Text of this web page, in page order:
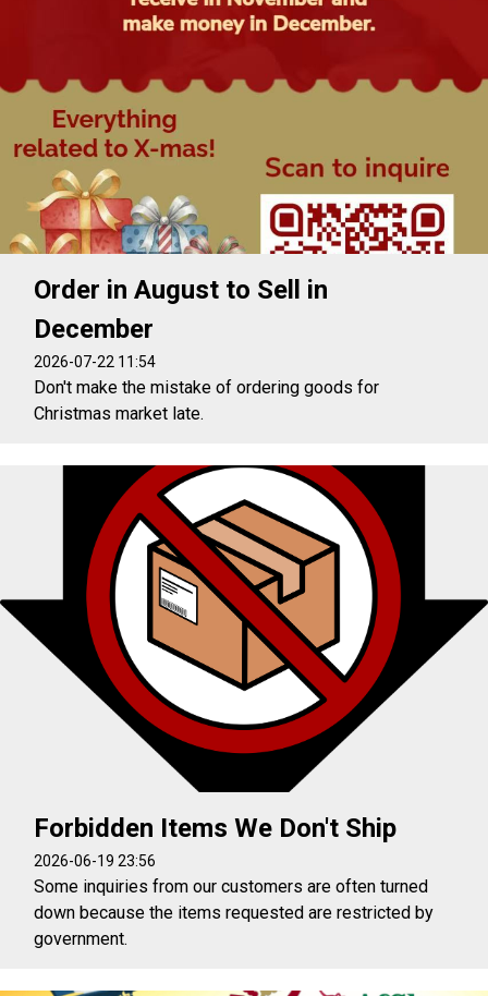
Order in August to Sell in
December
2026-07-22 11:54
Don't make the mistake of ordering goods for
Christmas market late.
Forbidden Items We Don't Ship
2026-06-19 23:56
Some inquiries from our customers are often turned
down because the items requested are restricted by
government.